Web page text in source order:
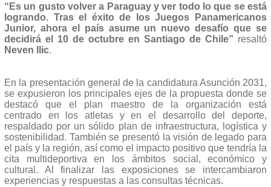
“Es un gusto volver a Paraguay y ver todo lo que se está
logrando. Tras el éxito de los Juegos Panamericanos
Junior, ahora el país asume un nuevo desafío que se
decidirá el 10 de octubre en Santiago de Chile” resaltó
Neven Ilic.
En la presentación general de la candidatura Asunción 2031,
se expusieron los principales ejes de la propuesta donde se
destacó que el plan maestro de la organización está
centrado en los atletas y en el desarrollo del deporte,
respaldado por un sólido plan de infraestructura, logística y
sostenibilidad. También se presentó la visión de legado para
el país y la región, así como el impacto positivo que tendría la
cita multideportiva en los ámbitos social, económico y
cultural. Al finalizar las exposiciones se intercambiaron
experiencias y respuestas a las consultas técnicas.